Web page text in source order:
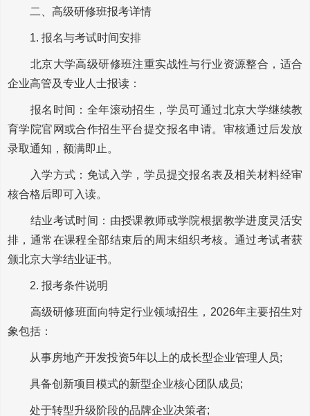
二、高级研修班报考详情
1. 报名与考试时间安排
北京大学高级研修班注重实战性与行业资源整合，适合
企业高管及专业人士报读：
报名时间：全年滚动招生，学员可通过北京大学继续教
育学院官网或合作招生平台提交报名申请。审核通过后发放
录取通知，额满即止。
入学方式：免试入学，学员提交报名表及相关材料经审
核合格后即可入读。
结业考试时间：由授课教师或学院根据教学进度灵活安
排，通常在课程全部结束后的周末组织考核。通过考试者获
颁北京大学结业证书。
2. 报考条件说明
高级研修班面向特定行业领域招生，2026年主要招生对
象包括：
从事房地产开发投资5年以上的成长型企业管理人员;
具备创新项目模式的新型企业核心团队成员;
处于转型升级阶段的品牌企业决策者;